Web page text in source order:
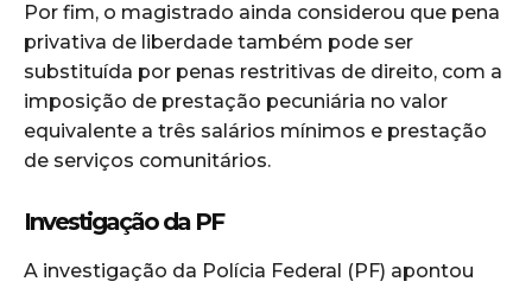
Por fim, o magistrado ainda considerou que pena
privativa de liberdade também pode ser
substituída por penas restritivas de direito, com a
imposição de prestação pecuniária no valor
equivalente a três salários mínimos e prestação
de serviços comunitários.
Investigação da PF
A investigação da Polícia Federal (PF) apontou